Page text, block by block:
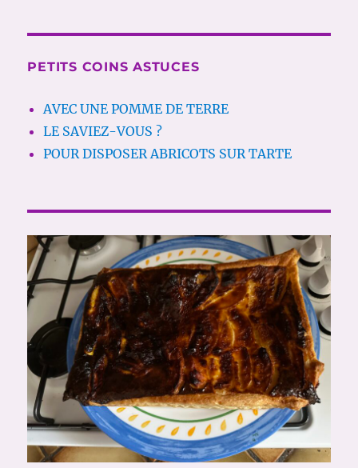
PETITS COINS ASTUCES
AVEC UNE POMME DE TERRE
LE SAVIEZ-VOUS ?
POUR DISPOSER ABRICOTS SUR TARTE